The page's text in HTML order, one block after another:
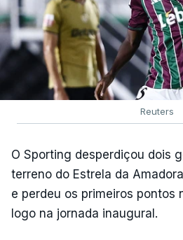
Reuters
O Sporting desperdiçou dois
terreno do Estrela da
e perdeu os primeiros pontos
logo na jornada inaugural.